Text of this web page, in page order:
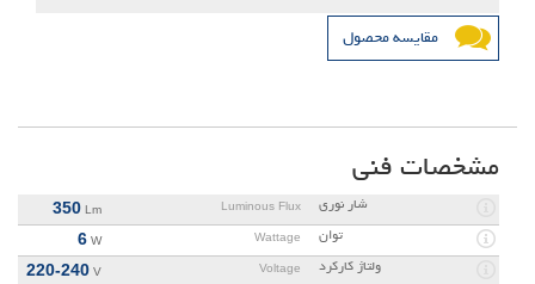
مقایسه محصول
مشخصات فنی
شار نوری Luminous Flux
Lm
350
توان Wattage
W
6
ولتاژ کارکرد Voltage
V
220-240